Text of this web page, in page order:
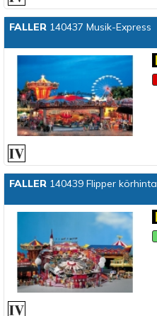
FALLER140437 Musik-Express
FALLER140439 Flipper körhinta